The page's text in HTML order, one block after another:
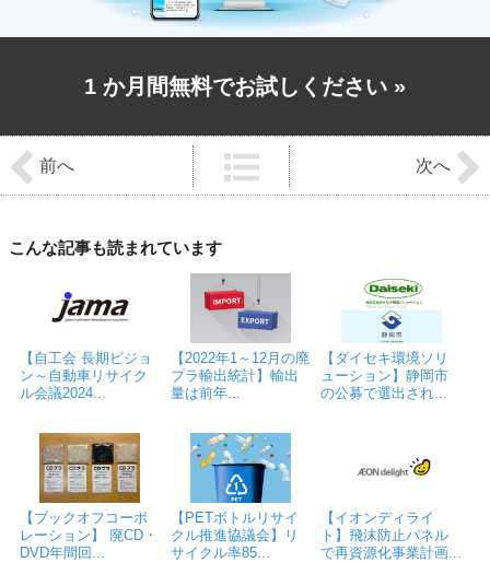
1 か月間無料でお試しください »
後
の
記
の
前へ 次へ
こんな記事も読まれています
【自工会 長期ビジョ
ン～自動車リサイク
ル会議2024...
【2022年1～12月の廃
プラ輸出統計】輸出
量は前年...
【ダイセキ環境ソリ
ューション】静岡市
の公募で選出され...
【ブックオフコーポ
レーション】 廃CD・
DVD年間回...
【PETボトルリサイ
クル推進協議会】リ
サイクル率85...
【イオンディライ
ト】飛沫防止パネル
で再資源化事業計画...